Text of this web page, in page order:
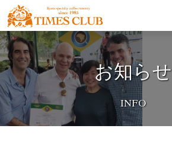
コンテンツへ
ナビゲーションへ
ホームへ
ホーム
タイムズクラブの想い
スペシャルティコーヒーとは
取扱い商品
京
都
ス
ペ
シ
ャ
お知らせ